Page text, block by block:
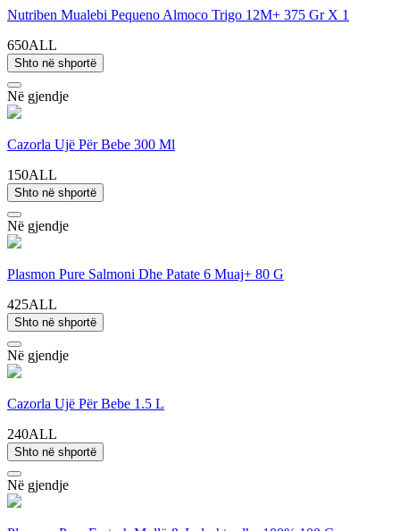
Nutriben Mualebi Pequeno Almoco Trigo 12M+ 375 Gr X 1
650ALL
Shto në shportë
Në gjendje
Cazorla Ujë Për Bebe 300 Ml
150ALL
Shto në shportë
Në gjendje
Plasmon Pure Salmoni Dhe Patate 6 Muaj+ 80 G
425ALL
Shto në shportë
Në gjendje
Cazorla Ujë Për Bebe 1.5 L
240ALL
Shto në shportë
Në gjendje